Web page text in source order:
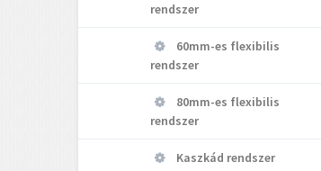
rendszer
60mm-es flexibilis
rendszer
80mm-es flexibilis
rendszer
Kaszkád rendszer